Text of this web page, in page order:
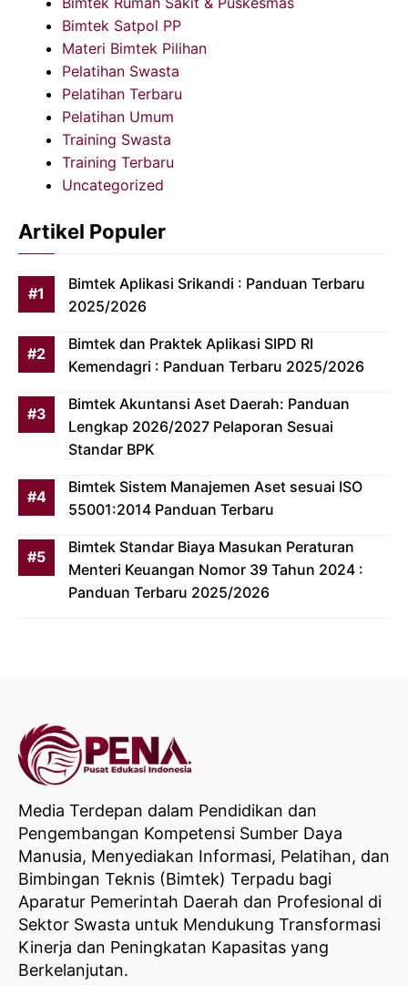
Bimtek Satpol PP
Materi Bimtek Pilihan
Pelatihan Swasta
Pelatihan Terbaru
Pelatihan Umum
Training Swasta
Training Terbaru
Uncategorized
Artikel Populer
Bimtek Aplikasi Srikandi : Panduan Terbaru
2025/2026
Bimtek dan Praktek Aplikasi SIPD RI
Kemendagri : Panduan Terbaru 2025/2026
Bimtek Akuntansi Aset Daerah: Panduan
Lengkap 2026/2027 Pelaporan Sesuai
Standar BPK
Bimtek Sistem Manajemen Aset sesuai ISO
55001:2014 Panduan Terbaru
Bimtek Standar Biaya Masukan Peraturan
Menteri Keuangan Nomor 39 Tahun 2024 :
Panduan Terbaru 2025/2026
Media Terdepan dalam Pendidikan dan
Pengembangan Kompetensi Sumber Daya
Manusia, Menyediakan Informasi, Pelatihan, dan
Bimbingan Teknis (Bimtek) Terpadu bagi
Aparatur Pemerintah Daerah dan Profesional di
Sektor Swasta untuk Mendukung Transformasi
Kinerja dan Peningkatan Kapasitas yang
Berkelanjutan.